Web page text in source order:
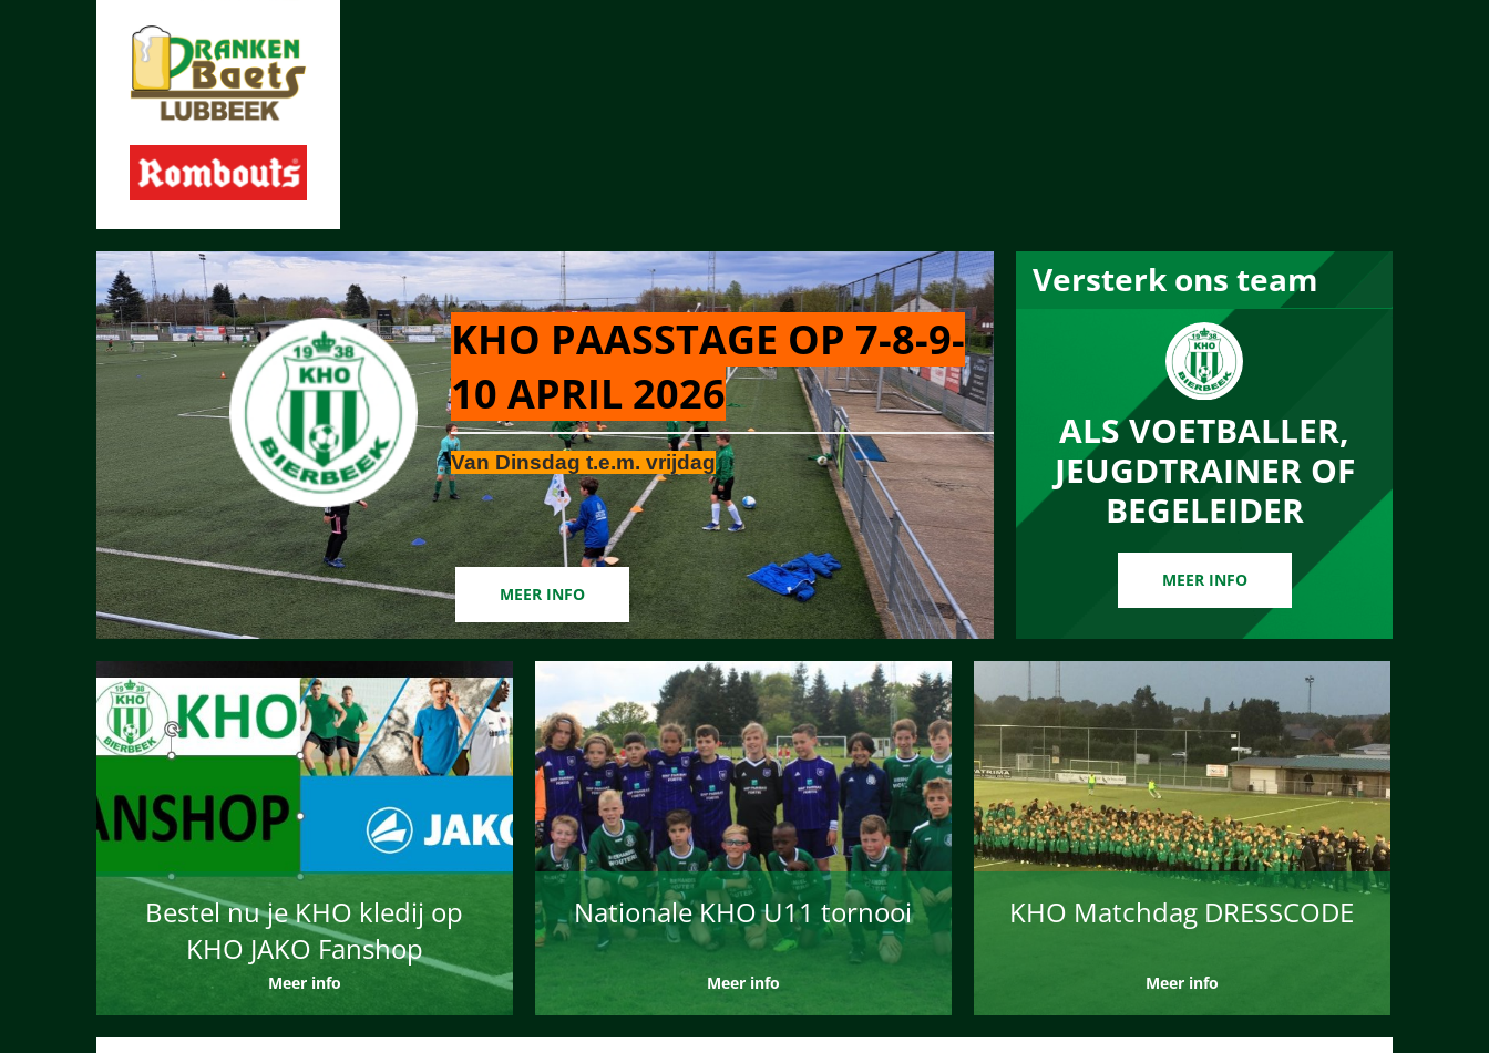
KHO PAASSTAGE OP 7-8-9-
10 APRIL 2026
Van Dinsdag t.e.m. vrijdag
MEER INFO
Versterk ons team
ALS VOETBALLER,
JEUGDTRAINER OF
BEGELEIDER
MEER INFO
Bestel nu je KHO kledij op
KHO JAKO Fanshop
Meer info
Nationale KHO U11 tornooi
Meer info
KHO Matchdag DRESSCODE
Meer info